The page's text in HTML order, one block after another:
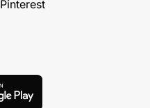
Pinterest